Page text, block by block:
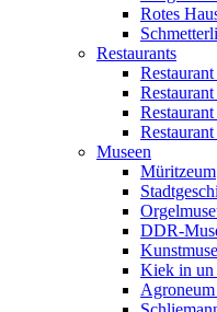
Rotes
Restaurants
Museen
Müritzeum
DDR-
Kiek in un